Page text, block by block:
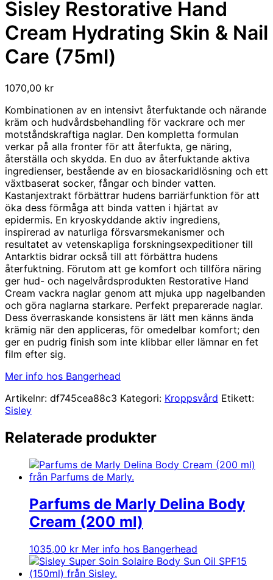
Sisley Restorative Hand
Cream Hydrating Skin & Nail
Care (75ml)
1070,00 kr
Kombinationen av en intensivt återfuktande och närande
kräm och hudvårdsbehandling för vackrare och mer
motståndskraftiga naglar. Den kompletta formulan
verkar på alla fronter för att återfukta, ge näring,
återställa och skydda. En duo av återfuktande aktiva
ingredienser, bestående av en biosackaridlösning och ett
växtbaserat socker, fångar och binder vatten.
Kastanjextrakt förbättrar hudens barriärfunktion för att
öka dess förmåga att binda vatten i hjärtat av
epidermis. En kryoskyddande aktiv ingrediens,
inspirerad av naturliga försvarsmekanismer och
resultatet av vetenskapliga forskningsexpeditioner till
Antarktis bidrar också till att förbättra hudens
återfuktning. Förutom att ge komfort och tillföra näring
ger hud- och nagelvårdsprodukten Restorative Hand
Cream vackra naglar genom att mjuka upp nagelbanden
och göra naglarna starkare. Perfekt preparerade naglar.
Dess överraskande konsistens är lätt men känns ända
krämig när den appliceras, för omedelbar komfort; den
ger en pudrig finish som inte klibbar eller lämnar en fet
film efter sig.
Mer info hos Bangerhead
Artikelnr: df745cea88c3 Kategori: Kroppsvård Etikett:
Sisley
Relaterade produkter
Parfums de Marly Delina Body
Cream (200 ml)
1035,00 kr Mer info hos Bangerhead